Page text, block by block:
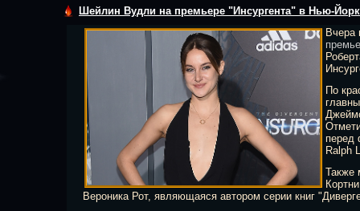
Шейлин Вудли на премьере "Инсургента" в Нью-
Вчера
По
перед
Ralph
Также
Вероника Рот, являющаяся автором серии книг